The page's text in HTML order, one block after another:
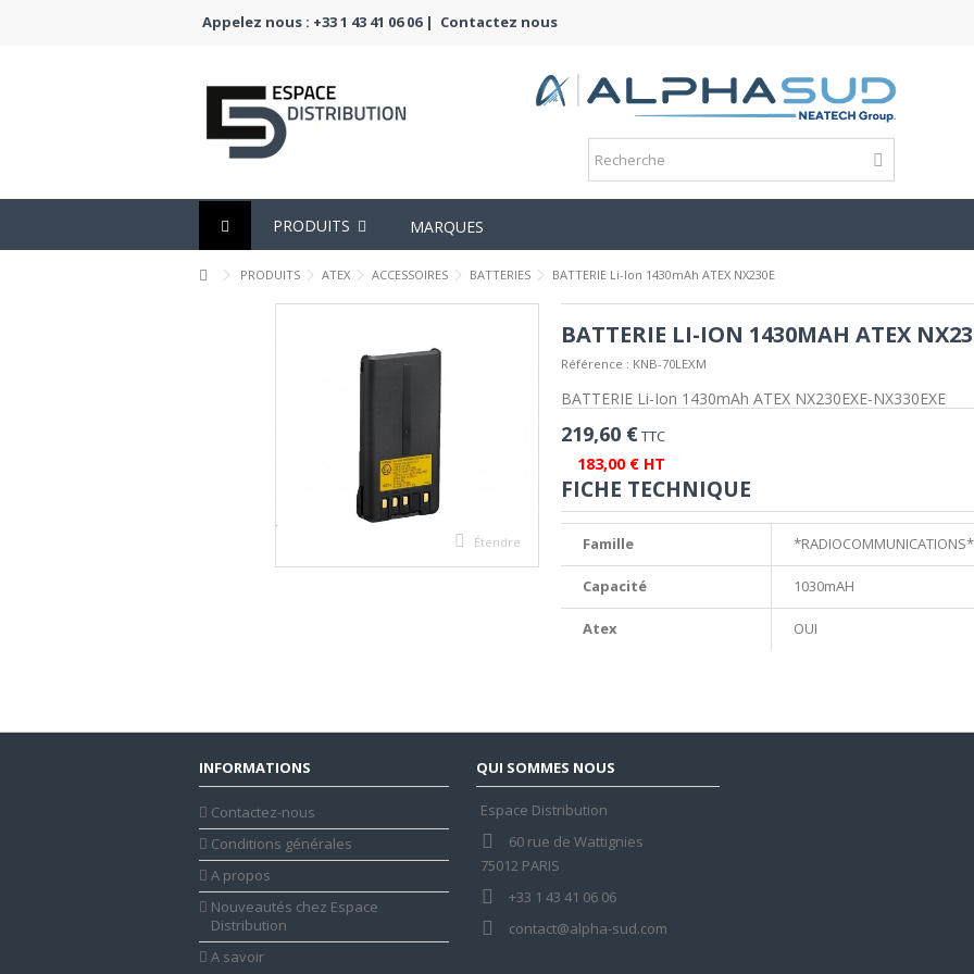
Appelez nous : +33 1 43 41 06 06 | Contactez nous
PRODUITS MARQUES
PRODUITS ATEX ACCESSOIRES BATTERIES BATTERIE Li-Ion 1430mAh ATEX NX230E
Étendre
BATTERIE LI-ION 1430MAH ATEX
Référence : KNB-70LEXM
BATTERIE Li-Ion 1430mAh ATEX NX230EXE-NX330EXE
219,60 €TTC
183,00 € HT
FICHE TECHNIQUE
Famille *RADIOCOMMUNICATIONS*
Capacité 1030mAH
Atex OUI
INFORMATIONS
Contactez-nous
Conditions générales
A propos
Nouveautés chez Espace
Distribution
A savoir
QUI SOMMES NOUS
Espace Distribution
60 rue de Wattignies
75012 PARIS
+33 1 43 41 06 06
contact@alpha-sud.com